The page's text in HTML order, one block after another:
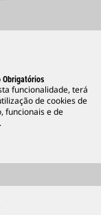
Obrigatórios
funcionalidade, terá
de cookies de
funcionais e de